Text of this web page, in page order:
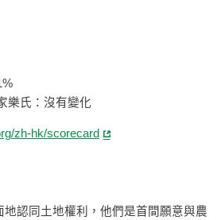
樂氏：沒有變化
zh-hk/scorecard
地認同土地權利，他們是首間願意與農